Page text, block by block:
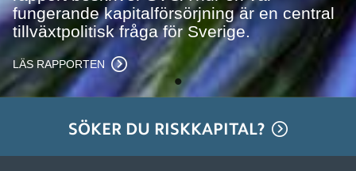
fungerande kapitalförsörjning är en central
tillväxtpolitisk fråga för Sverige.
LÄS RAPPORTEN
SÖKER DU RISKKAPITAL?